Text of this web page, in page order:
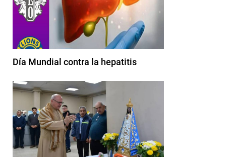
Día Mundial contra la hepatitis